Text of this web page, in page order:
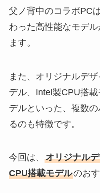
父ノ背中のコラボPC
わった高性能なモデ
ます。
また、オリジナルデ
デル、Intel製CPU搭
デルといった、複数
るのも特徴です。
今回は、 オリジナル
CPU搭載モデルのお